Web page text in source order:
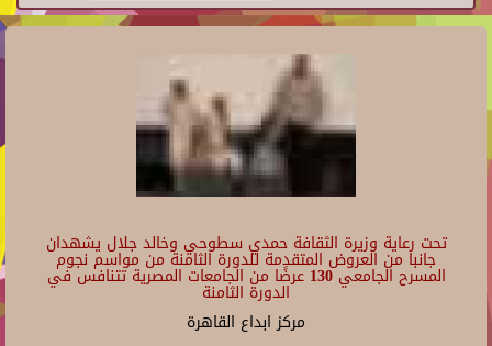
تحت رعاية وزيرة الثقافة حمدي سطوحي وخالد جلال يشهدان
جانبا من العروض المتقدمة للدورة الثامنة من مواسم نجوم
المسرح الجامعي 130 عرضًا من الجامعات المصرية تتنافس في
الدورة الثامنة
مركز ابداع القاهرة